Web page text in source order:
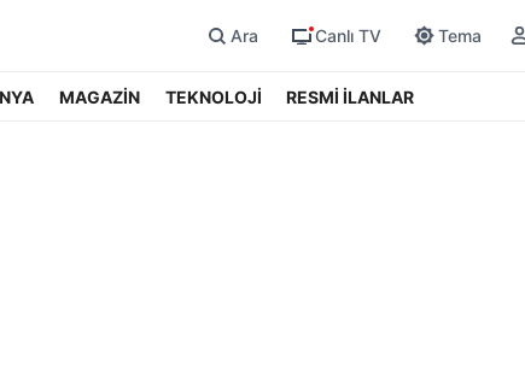
Ara Canlı TV Tema
MAGAZİN TEKNOLOJİ RESMİ İLANLAR